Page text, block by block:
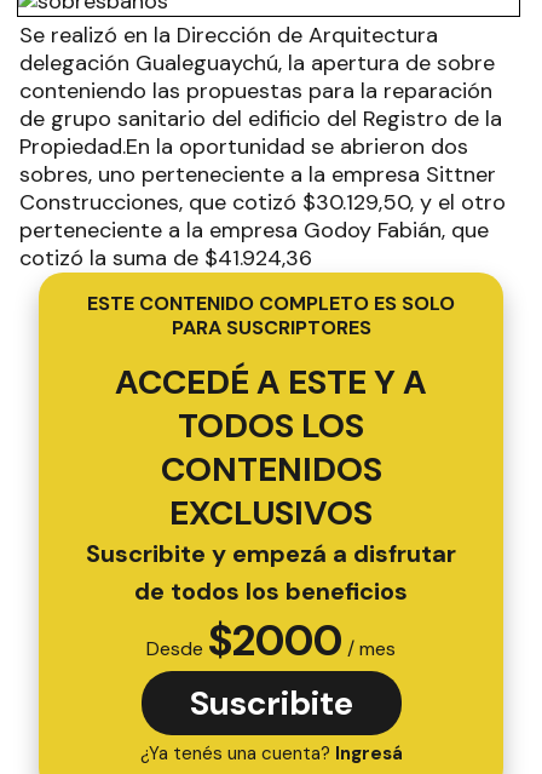
Se realizó en la Dirección de Arquitectura
delegación Gualeguaychú, la apertura de sobre
conteniendo las propuestas para la reparación
de grupo sanitario del edificio del Registro de la
Propiedad.En la oportunidad se abrieron dos
sobres, uno perteneciente a la empresa Sittner
Construcciones, que cotizó $30.129,50, y el otro
perteneciente a la empresa Godoy Fabián, que
cotizó la suma de $41.924,36
ESTE CONTENIDO COMPLETO ES SOLO
PARA SUSCRIPTORES
ACCEDÉ A ESTE Y A
TODOS LOS
CONTENIDOS
EXCLUSIVOS
Suscribite y empezá a disfrutar
de todos los beneficios
Desde $2000 / mes
Suscribite
¿Ya tenés una cuenta? Ingresá